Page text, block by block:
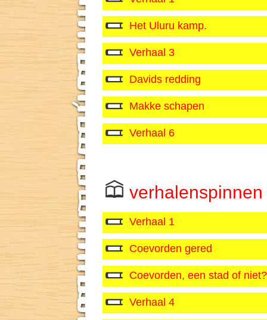
Het Uluru kamp.
Verhaal 3
Davids redding
Makke schapen
Verhaal 6
verhalenspinnen
Verhaal 1
Coevorden gered
Coevorden, een stad of niet?
Verhaal 4